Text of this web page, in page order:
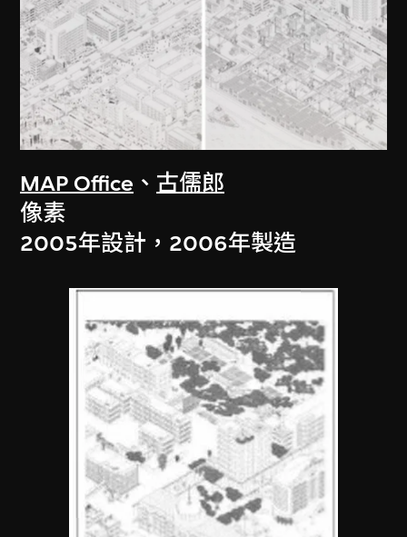
MAP Office 、 古儒郎
像素
2005年設計，2006年製造